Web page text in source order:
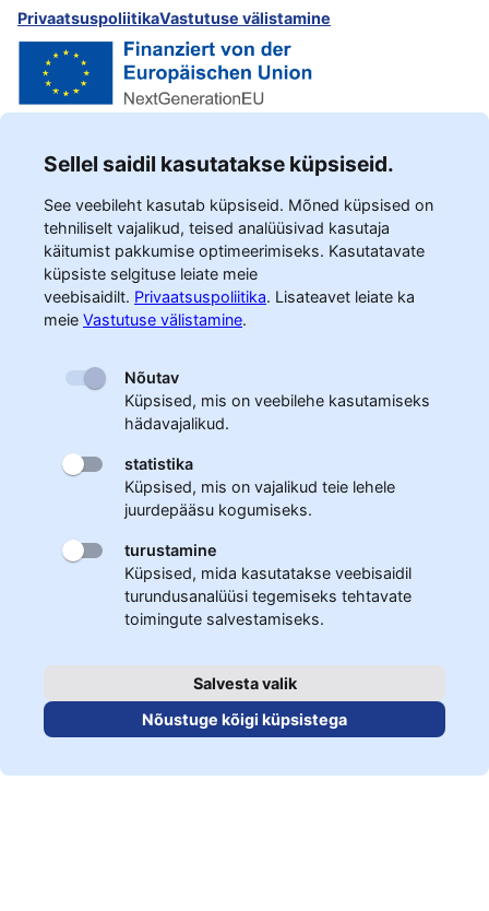
PrivaatsuspoliitikaVastutuse välistamine
Sellel saidil kasutatakse küpsiseid.
See veebileht kasutab küpsiseid. Mõned küpsised on
tehniliselt vajalikud, teised analüüsivad kasutaja
käitumist pakkumise optimeerimiseks. Kasutatavate
küpsiste selgituse leiate meie
veebisaidilt. Privaatsuspoliitika. Lisateavet leiate ka
meie Vastutuse välistamine.
Nõutav
Küpsised, mis on veebilehe kasutamiseks
hädavajalikud.
statistika
Küpsised, mis on vajalikud teie lehele
juurdepääsu kogumiseks.
turustamine
Küpsised, mida kasutatakse veebisaidil
turundusanalüüsi tegemiseks tehtavate
toimingute salvestamiseks.
Salvesta valik
Nõustuge kõigi küpsistega